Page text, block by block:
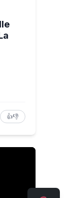
👍👎
d'ultra-trail